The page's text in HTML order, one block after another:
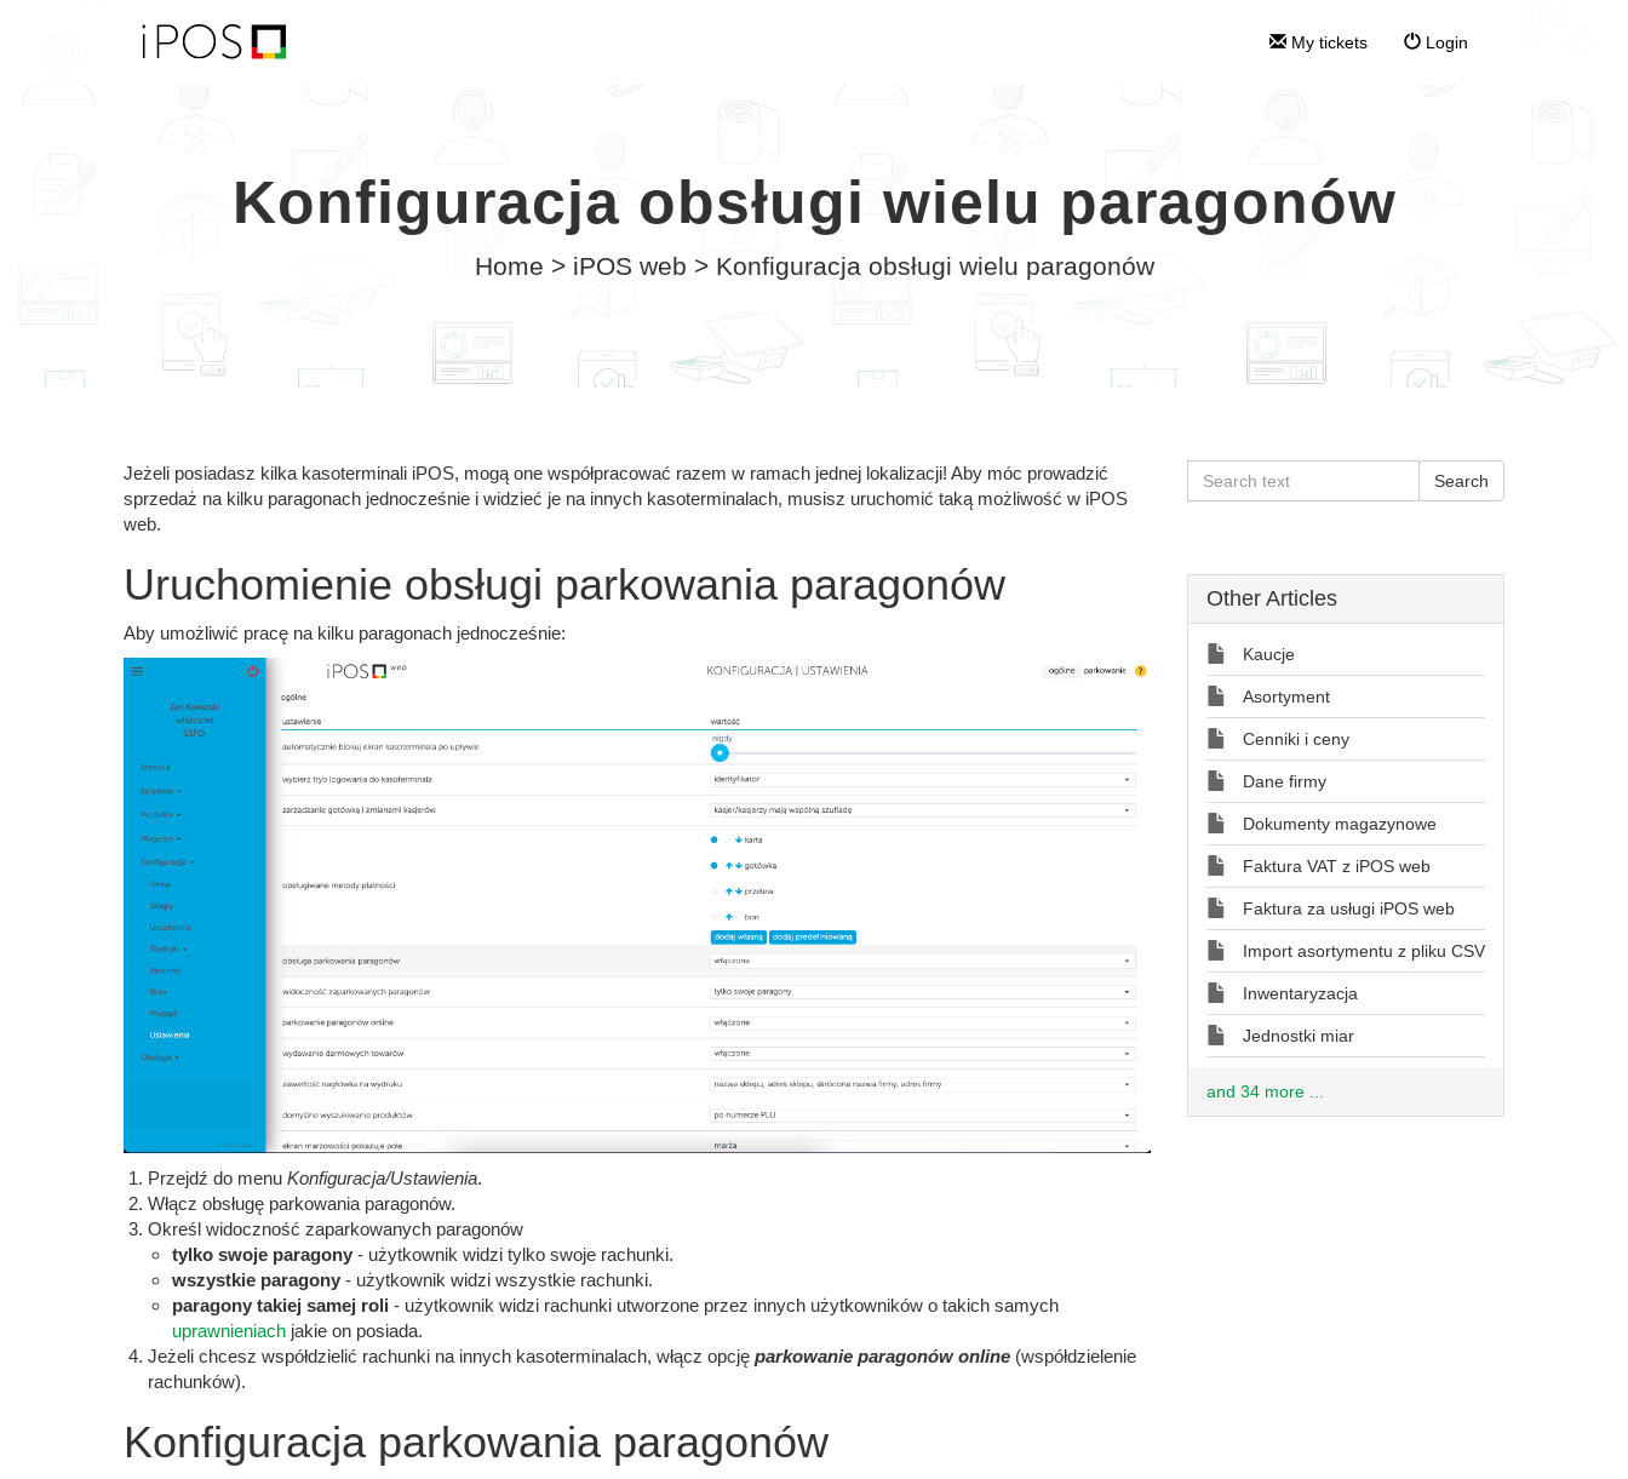
My tickets Login
Konfiguracja obsługi wielu paragonów
Home > iPOS web > Konfiguracja obsługi wielu paragonów
Jeżeli posiadasz kilka kasoterminali iPOS, mogą one współpracować razem w ramach jednej lokalizacji! Aby móc prowadzić
sprzedaż na kilku paragonach jednocześnie i widzieć je na innych kasoterminalach, musisz uruchomić taką możliwość w iPOS
web.
Uruchomienie obsługi parkowania paragonów
Aby umożliwić pracę na kilku paragonach jednocześnie:
Przejdź do menu Konfiguracja/Ustawienia.
Włącz obsługę parkowania paragonów.
Określ widoczność zaparkowanych paragonów
tylko swoje paragony - użytkownik widzi tylko swoje rachunki.
wszystkie paragony - użytkownik widzi wszystkie rachunki.
paragony takiej samej roli - użytkownik widzi rachunki utworzone przez innych użytkowników o takich samych
uprawnieniach jakie on posiada.
Jeżeli chcesz współdzielić rachunki na innych kasoterminalach, włącz opcję parkowanie paragonów online (współdzielenie
rachunków).
Konfiguracja parkowania paragonów
Other Articles
Kaucje
Asortyment
Cenniki i ceny
Dane firmy
Dokumenty magazynowe
Faktura VAT z iPOS web
Faktura za usługi iPOS web
Import asortymentu z pliku CSV
Inwentaryzacja
Jednostki miar
and 34 more ...